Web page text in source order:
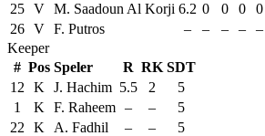
25 V M. Saadoun Al Korji 6.2 0 0 0 0
26 V F. Putros – – – – –
Keeper
# Pos Speler R RK SDT
12
K J. Hachim 5.5 2
5
1
K F. Raheem – –
5
22
K A. Fadhil – – 5